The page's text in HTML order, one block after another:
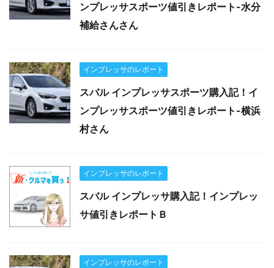
ンプレッサスポーツ値引きレポート-水分
補給さんさん
インプレッサのレポート
スバル インプレッサスポーツ購入記！イ
ンプレッサスポーツ値引きレポート-横浜
村さん
インプレッサのレポート
スバル インプレッサ購入記！インプレッ
サ値引きレポートＢ
インプレッサのレポート